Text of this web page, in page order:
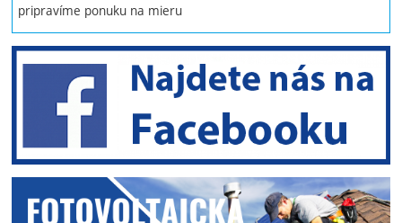
pripravíme ponuku na mieru